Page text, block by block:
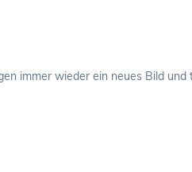
immer wieder ein neues Bild